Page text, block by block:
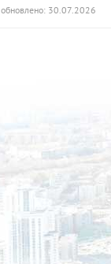
, обновлено: 30.07.2026